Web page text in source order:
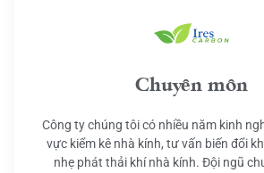
Chuyên môn
Công ty chúng tôi có nhiều năm kinh
vực kiểm kê nhà kính, tư vấn biến đổi
nhẹ phát thải khí nhà kính. Đội ngũ